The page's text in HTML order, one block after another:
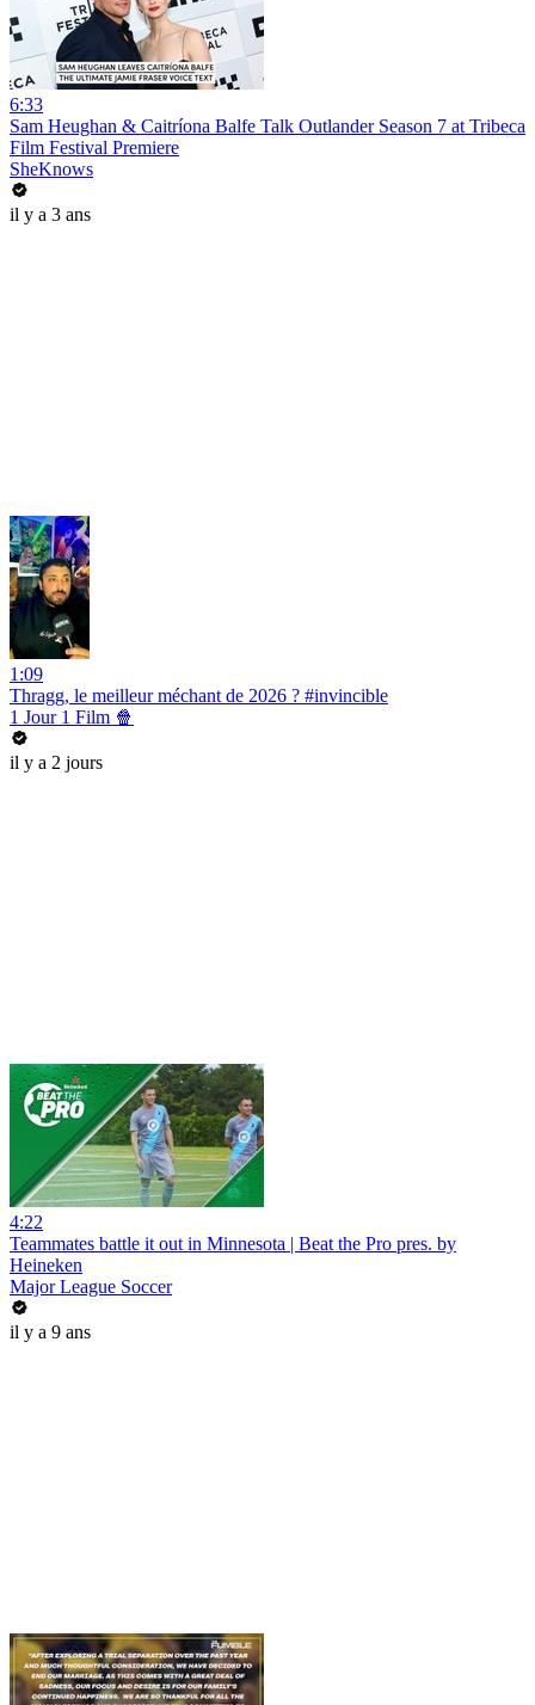
6:33
Sam Heughan & Caitríona Balfe Talk Outlander Season 7 at Tribeca
Film Festival Premiere
SheKnows
il y a 3 ans
1:09
Thragg, le meilleur méchant de 2026 ? #invincible
1 Jour 1 Film 🍿
il y a 2 jours
4:22
Teammates battle it out in Minnesota | Beat the Pro pres. by
Heineken
Major League Soccer
il y a 9 ans